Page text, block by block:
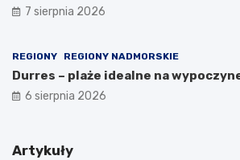
7 sierpnia 2026
REGIONY REGIONY NADMORSKIE
Durres – plaże idealne na
6 sierpnia 2026
Artykuły